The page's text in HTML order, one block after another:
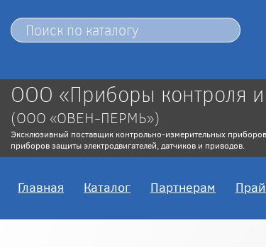
ООО «Приборы контроля
(ООО «ОВЕН-ПЕРМЬ»)
Эксклюзивный поставщик контрольно-измерительных приборов,
приборов защиты электродвигателей, датчиков и приводов.
Главная Каталог Партнерам